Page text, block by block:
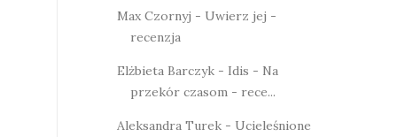
Max Czornyj - Uwierz jej -
recenzja
Elżbieta Barczyk - Idis - Na
przekór czasom - rece...
Aleksandra Turek - Ucieleśnione